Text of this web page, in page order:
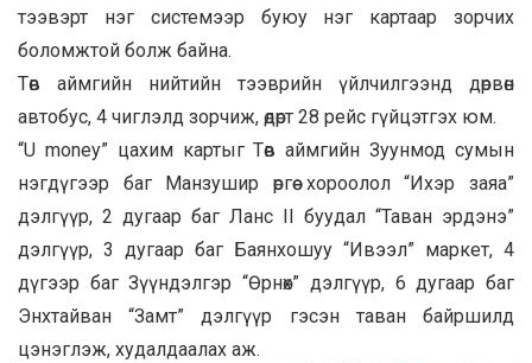
тээвэрт нэг системээр буюу нэг картаар зорчих
боломжтой болж байна.
Төв аймгийн нийтийн тээврийн үйлчилгээнд дөрвөн
автобус, 4 чиглэлд зорчиж, өдөрт 28 рейс гүйцэтгэх юм.
“U money” цахим картыг Төв аймгийн Зуунмод сумын
нэгдүгээр баг Манзушир өргөө хороолол “Ихэр заяа”
дэлгүүр, 2 дугаар баг Ланс II буудал “Таван эрдэнэ”
дэлгүүр, 3 дугаар баг Баянхошуу “Ивээл” маркет, 4
дүгээр баг Зүүндэлгэр “Өрнөх” дэлгүүр, 6 дугаар баг
Энхтайван “Замт” дэлгүүр гэсэн таван байршилд
цэнэглэж, худалдаалах аж.